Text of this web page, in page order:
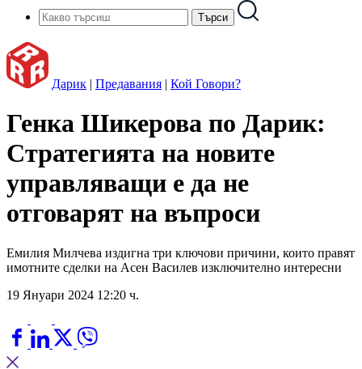
Дарик | Предавания | Кой Говори?
Генка Шикерова по Дарик:
Стратегията на новите
управляващи е да не
отговарят на въпроси
Емилия Милчева издигна три ключови причини, които правят
имотните сделки на Асен Василев изключително интересни
19 Януари 2024 12:20 ч.